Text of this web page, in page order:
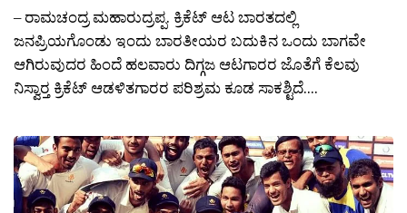
– ರಾಮಚಂದ್ರ ಮಹಾರುದ್ರಪ್ಪ. ಕ್ರಿಕೆಟ್ ಆಟ ಬಾರತದಲ್ಲಿ
ಜನಪ್ರಿಯಗೊಂಡು ಇಂದು ಬಾರತೀಯರ ಬದುಕಿನ ಒಂದು ಬಾಗವೇ
ಆಗಿರುವುದರ ಹಿಂದೆ ಹಲವಾರು ದಿಗ್ಗಜ ಆಟಗಾರರ ಜೊತೆಗೆ ಕೆಲವು
ನಿಸ್ವಾರ‍್ತ ಕ್ರಿಕೆಟ್ ಆಡಳಿತಗಾರರ ಪರಿಶ್ರಮ ಕೂಡ ಸಾಕಶ್ಟಿದೆ....